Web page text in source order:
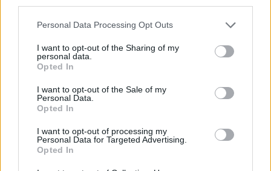
Please note that this website/app uses one or more Google
not limited to your visit or usage behaviour. You may click to
grant or deny consent to Google and its third-party tags to
use your data for below specified purposes in below Google
consent section.
Personal Data Processing Opt Outs
I want to opt-out of the Sharing of my
personal data.
Opted In
I want to opt-out of the Sale of my
Personal Data.
Opted In
I want to opt-out of processing my
Personal Data for Targeted Advertising.
Opted In
de fire de păr pe zi) și o reducere vizibilă a
densității părului, este posibil să te confrunți cu o
afecțiune dermatologică denumită alopecie
androgenică.
Această afecțiune, cunoscută și sub numele de
calviție sau, mai simplu, chelie, este cea mai
frecventă cauza a pierderii premature a părului,
fiind întâlnită atât la femei, cât și la bărbați. Cauza